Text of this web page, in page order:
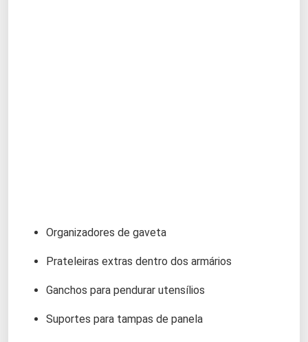
Organizadores de gaveta
Prateleiras extras dentro dos armários
Ganchos para pendurar utensílios
Suportes para tampas de panela